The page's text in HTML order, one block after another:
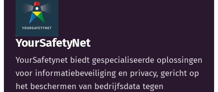
Blog
Bedrijfsupdates
Externe bronnen
Woordenboek
YourSafetyNet
YourSafetynet biedt gespecialiseerde oplossingen
voor informatiebeveiliging en privacy, gericht op
het beschermen van bedrijfsdata tegen